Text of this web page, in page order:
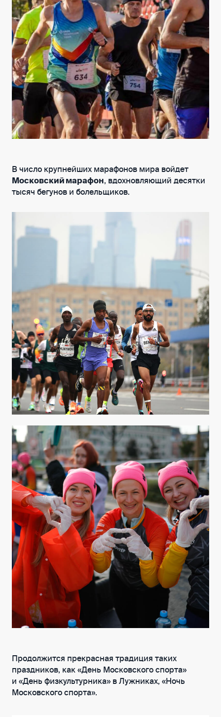
В число крупнейших марафонов мира войдет
Московский марафон, вдохновляющий десятки
тысяч бегунов и болельщиков.
Продолжится прекрасная традиция таких
праздников, как «День Московского спорта»
и «День физкультурника» в Лужниках, «Ночь
Московского спорта».